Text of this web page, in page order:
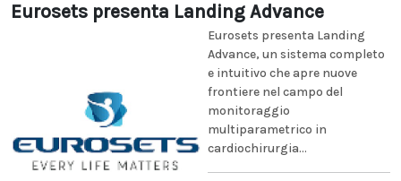
Eurosets presenta Landing Advance
Eurosets presenta Landing
Advance, un sistema completo
e intuitivo che apre nuove
frontiere nel campo del
monitoraggio
multiparametrico in
cardiochirurgia...